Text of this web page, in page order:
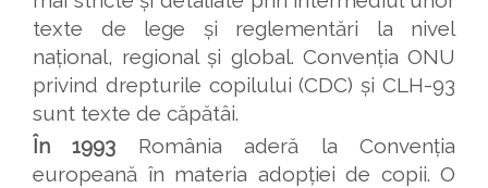
texte de lege și reglementări la nivel
național, regional și global. Convenția ONU
privind drepturile copilului (CDC) și CLH-93
sunt texte de căpătâi.
În 1993 România aderă la Convenția
europeană în materia adopției de copii. O